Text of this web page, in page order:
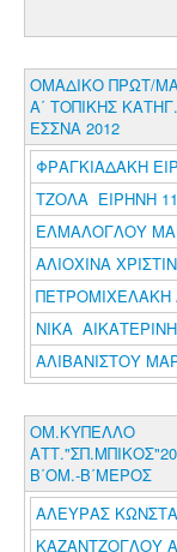
ΟΜΑΔΙΚΟ ΠΡΩΤ/
Α΄ ΤΟΠΙΚΗΣ ΚΑΤΗΓ.
ΕΣΣΝΑ 2012
ΦΡΑΓΚΙΑΔΑΚΗ
ΤΖΟΛΑ ΕΙΡΗΝΗ
ΕΛΜΑΛΟΓΛΟΥ
ΑΛΙΟΧΙΝΑ
ΠΕΤΡΟΜΙΧΕΛΑΚΗ
ΝΙΚΑ
ΑΛΙΒΑΝΙΣΤΟΥ
ΟΜ.ΚΥΠΕΛΛΟ
Β΄ΟΜ.-Β΄ΜΕΡΟΣ
ΑΛΕΥΡΑΣ
ΚΑΖΑΝΤΖΟΓΛΟΥ